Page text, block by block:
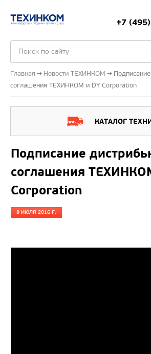
+7
Главная Новости ТЕХИНКОМ
соглашения ТЕХИНКОМ и DY Corporation
КАТАЛОГ
Подписание
соглашения
Corporation
8 ИЮЛЯ 2016 Г.